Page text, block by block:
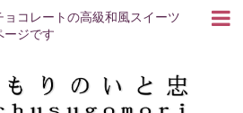
コレートの高級和風スイーツ
ージです